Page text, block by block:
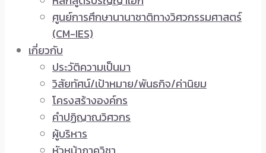
ศูนย์การศึกษานานาชาติทางวิศวกรรมศาสตร์
(CM-IES)
เกี่ยวกับ
ประวัติความเป็นมา
วิสัยทัศน์/เป้าหมาย/พันธกิจ/ค่านิยม
โครงสร้างองค์กร
คำปฏิญาณวิศวกร
ผู้บริหาร